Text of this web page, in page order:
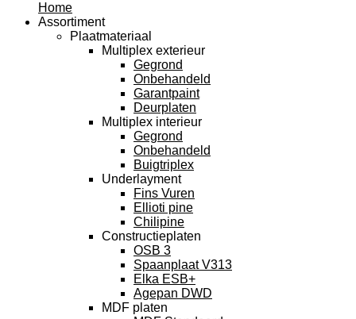
Home
Assortiment
Plaatmateriaal
Multiplex exterieur
Gegrond
Onbehandeld
Garantpaint
Deurplaten
Multiplex interieur
Gegrond
Onbehandeld
Buigtriplex
Underlayment
Fins Vuren
Ellioti pine
Chilipine
Constructieplaten
OSB 3
Spaanplaat V313
Elka ESB+
Agepan DWD
MDF platen